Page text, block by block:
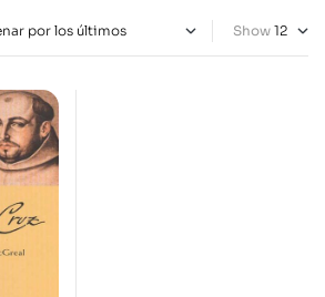
Show